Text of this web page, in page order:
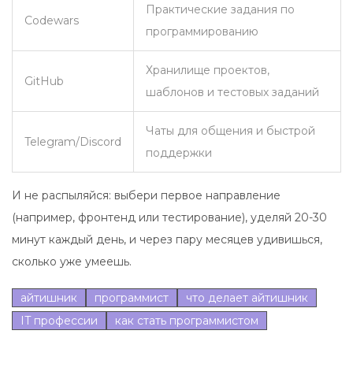
Codewars
Практические задания по
программированию
GitHub
Хранилище проектов,
шаблонов и тестовых заданий
Telegram/Discord
Чаты для общения и быстрой
поддержки
И не распыляйся: выбери первое направление
(например, фронтенд или тестирование), уделяй 20-30
минут каждый день, и через пару месяцев удивишься,
сколько уже умеешь.
айтишник программист
что делает айтишник
IT профессии
как стать программистом